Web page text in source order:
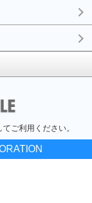
ご利用ください。